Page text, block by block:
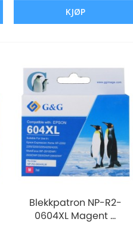
KJØP
Blekkpatron NP-R2-
0604XL Magent ...